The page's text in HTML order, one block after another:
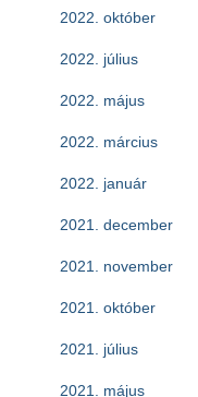
2022. október
2022. július
2022. május
2022. március
2022. január
2021. december
2021. november
2021. október
2021. július
2021. május